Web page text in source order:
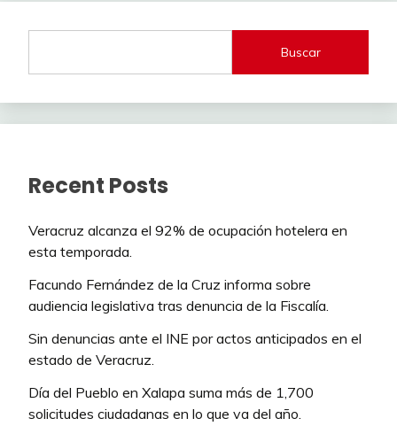
Buscar
Recent Posts
Veracruz alcanza el 92% de ocupación hotelera en
esta temporada.
Facundo Fernández de la Cruz informa sobre
audiencia legislativa tras denuncia de la Fiscalía.
Sin denuncias ante el INE por actos anticipados en el
estado de Veracruz.
Día del Pueblo en Xalapa suma más de 1,700
solicitudes ciudadanas en lo que va del año.